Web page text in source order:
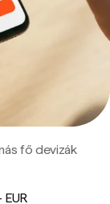
fő devizák
EUR